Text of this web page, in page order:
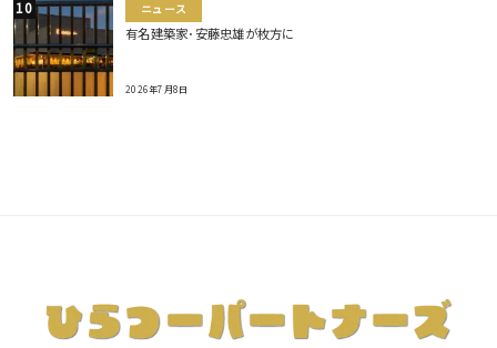
ニュース
有名建築家･安藤忠雄が枚方に
2026年7月8日